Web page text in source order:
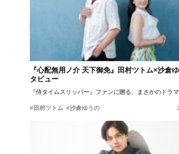
『心配無用ノ介 天下御免』田村ツトム×沙倉
タビュー
『侍タイムスリッパー』ファンに贈る、まさかのド
#田村ツトム #沙倉ゆうの